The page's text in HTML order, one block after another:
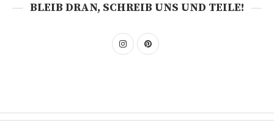
BLEIB DRAN, SCHREIB UNS UND TEILE!